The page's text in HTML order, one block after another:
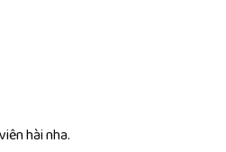
hài nha.